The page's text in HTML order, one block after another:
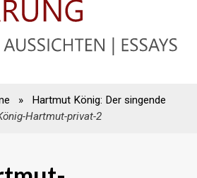
»
Hartmut König: Der singende
Hartmut-privat-2